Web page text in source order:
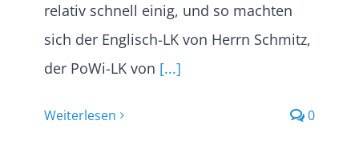
relativ schnell einig, und so machten
sich der Englisch-LK von Herrn Schmitz,
der PoWi-LK von [...]
Weiterlesen 0